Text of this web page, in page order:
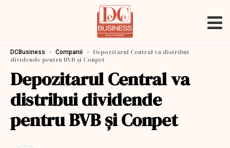
DCBusiness › Companii › Depozitarul Central va distribui
dividende pentru BVB şi Conpet
Depozitarul Central va
distribui dividende
pentru BVB şi Conpet